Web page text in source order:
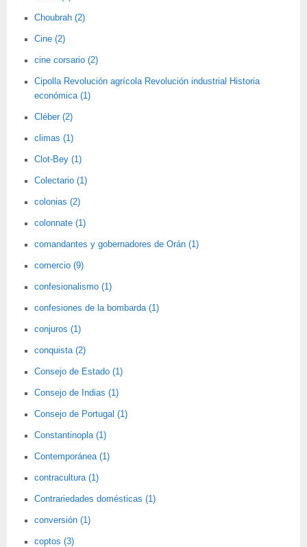
Choubrah (2)
Cine (2)
cine corsario (2)
Cipolla Revolución agrícola Revolución industrial Historia
económica (1)
Cléber (2)
climas (1)
Clot-Bey (1)
Colectario (1)
colonias (2)
colonnate (1)
comandantes y gobernadores de Orán (1)
comercio (9)
confesionalismo (1)
confesiones de la bombarda (1)
conjuros (1)
conquista (2)
Consejo de Estado (1)
Consejo de Indias (1)
Consejo de Portugal (1)
Constantinopla (1)
Contemporánea (1)
contracultura (1)
Contrariedades domésticas (1)
conversión (1)
coptos (3)